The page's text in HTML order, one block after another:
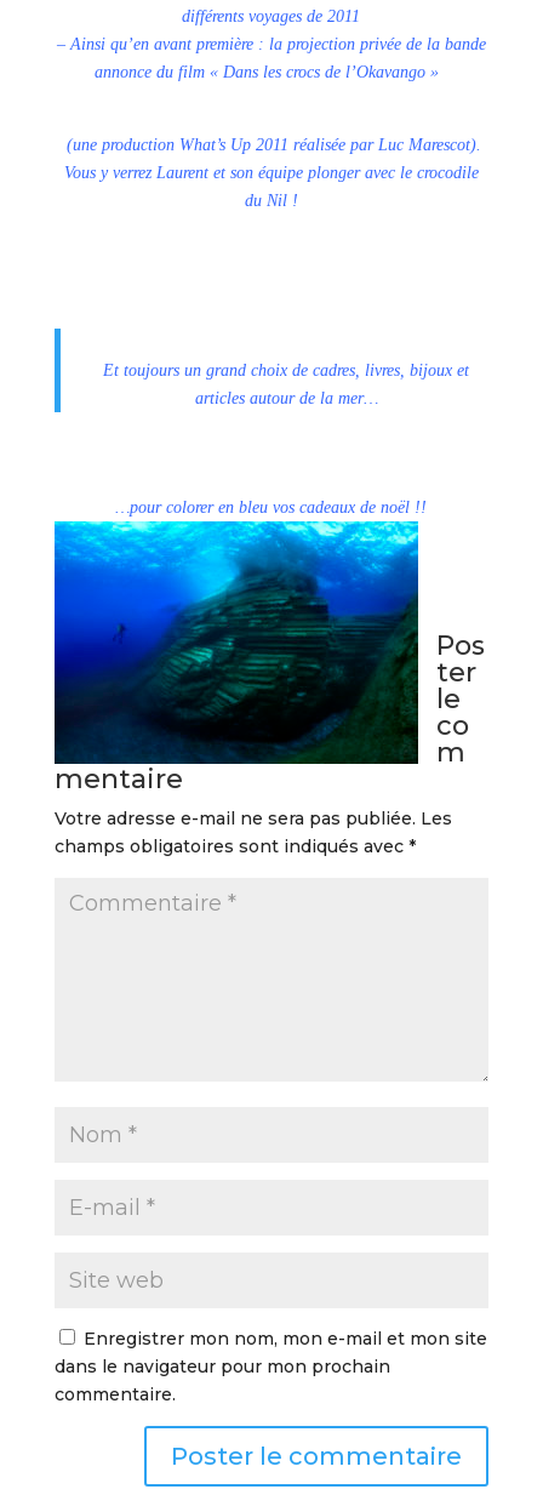
différents voyages de 2011
– Ainsi qu’en avant première : la projection privée de la bande
annonce du film « Dans les crocs de l’Okavango »
(une production What’s Up 2011 réalisée par Luc Marescot).
Vous y verrez Laurent et son équipe plonger avec le crocodile
du Nil !
Et toujours un grand choix de cadres, livres, bijoux et
articles autour de la mer…
…pour colorer en bleu vos cadeaux de noël !!
Pos
ter
le
co
m
mentaire
Votre adresse e-mail ne sera pas publiée. Les
champs obligatoires sont indiqués avec *
Enregistrer mon nom, mon e-mail et mon site
dans le navigateur pour mon prochain
commentaire.